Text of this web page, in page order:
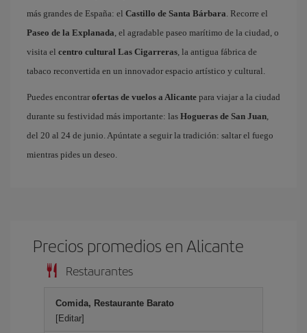
más grandes de España: el Castillo de Santa Bárbara. Recorre el
Paseo de la Explanada, el agradable paseo marítimo de la ciudad, o
visita el centro cultural Las Cigarreras, la antigua fábrica de
tabaco reconvertida en un innovador espacio artístico y cultural.
Puedes encontrar ofertas de vuelos a Alicante para viajar a la ciudad
durante su festividad más importante: las Hogueras de San Juan,
del 20 al 24 de junio. Apúntate a seguir la tradición: saltar el fuego
mientras pides un deseo.
Precios promedios en Alicante
Restaurantes
Comida, Restaurante Barato
[Editar]